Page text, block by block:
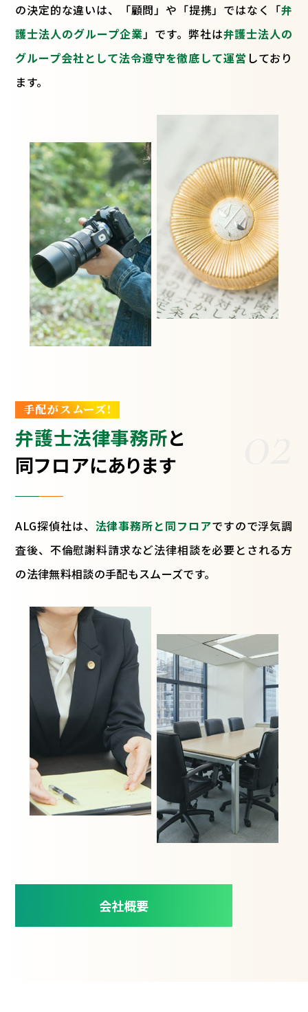
の決定的な違いは、「顧問」や「提携」ではなく「弁
護士法人のグループ企業 」です。弊社は弁護士法人の
グループ会社として法令遵守を徹底して運営 しており
ます。
手配がスムーズ!
弁護士法律事務所と
同フロアにあります
ALG探偵社は、 法律事務所と同フロアですので浮気調
査後、不倫慰謝料請求など法律相談を必要とされる方
の法律無料相談の手配もスムーズです。
会社概要